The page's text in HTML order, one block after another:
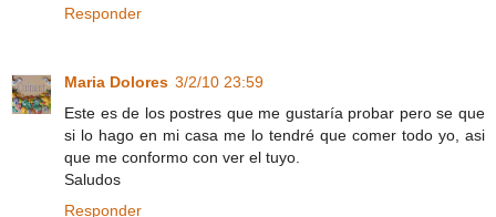
Responder
Maria Dolores 3/2/10 23:59
Este es de los postres que me gustaría probar pero se que
si lo hago en mi casa me lo tendré que comer todo yo, asi
que me conformo con ver el tuyo.
Saludos
Responder